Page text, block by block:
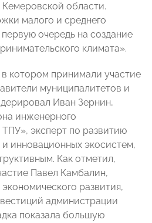
области.
малого и среднего
очередь на создание
климата».
котором принимали участие
муниципалитетов и
Иван Зернин,
инженерного
эксперт по развитию
инновационных экосистем,
Как отметил,
Павел Камбалин,
развития,
администрации
показала большую